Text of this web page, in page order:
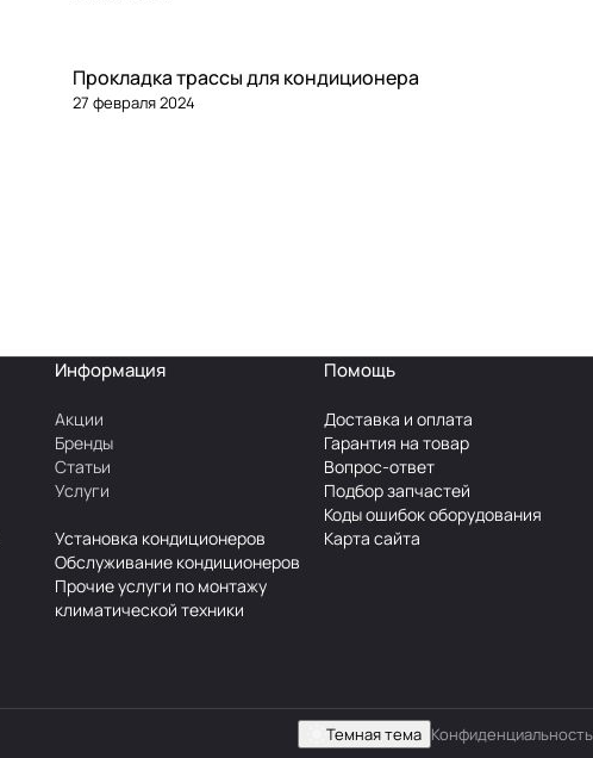
Прокладка трассы для кондиционера
27 февраля 2024
Информация
Акции
Бренды
Статьи
Услуги
Установка кондиционеров
Обслуживание кондиционеров
Прочие услуги по монтажу
климатической техники
Помощь
Доставка и оплата
Гарантия на товар
Вопрос-ответ
Подбор запчастей
Коды ошибок оборудования
Карта сайта
Темная тема Конфиденциальность